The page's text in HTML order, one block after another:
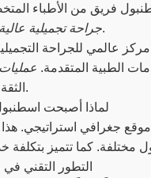
فريق من الأطباء
جراحة تجميليةبأسعار تنافسية.
عالمي للجراحة
الطبية المتقدمة.
الثقة بالنفس وجمال المظهر.
لماذا أصبحت
موقع جغرافي استراتيجي.
التطور التقني